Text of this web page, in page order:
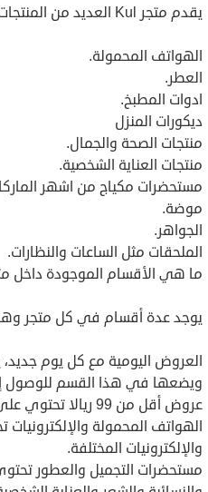
يقدم متجر Kul العديد من المنتجات والمنتجات في متجر kul تشمل
الهواتف المحمولة.
العطر.
ادوات المطبخ.
ديكورات المنزل
منتجات الصحة والجمال.
منتجات العناية الشخصية.
مستحضرات مكياج من اشهر
موضة.
الجواهر.
الملحقات مثل الساعات والنظارات.
ما هي الأقسام الموجودة داخل
يوجد عدة أقسام في كل متجر
العروض اليومية مع كل يوم
ويضعها في هذا القسم للوصول
عروض أقل من 99 ريالا تحتوي على منتجات يقل سعرها عن 99 ريالا.
الهواتف المحمولة
والإلكترونيات المختلفة.
مستحضرات التجميل والعطور